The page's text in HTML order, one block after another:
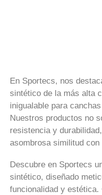
En Sportecs, nos
sintético de la más alta
inigualable para
Nuestros productos no
resistencia y
asombrosa similitud con
Descubre en Sportecs
sintético, diseñado
funcionalidad y estética.